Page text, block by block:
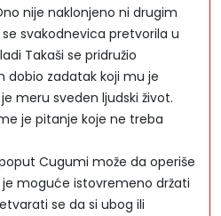
nije naklonjeno ni drugim
svakodnevica pretvorila u
Takaši se pridružio
dobio zadatak koji mu je
meru sveden ljudski život.
je pitanje koje ne treba
Cugumi može da operiše
moguće istovremeno držati
se da si ubog ili